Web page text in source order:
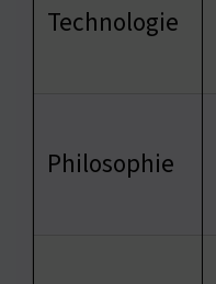
Technologie
Philosophie